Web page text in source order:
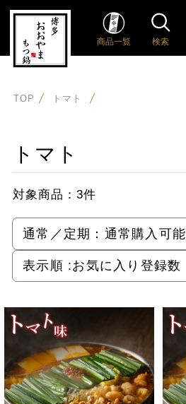
商品一覧 検索
TOP トマト
トマト
対象商品： 3件
通常／定期： 通常購入可能
表示順 :お気に入り登録数